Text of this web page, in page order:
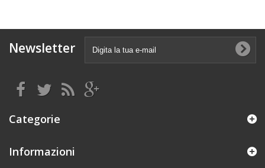
Newsletter
Categorie
Informazioni